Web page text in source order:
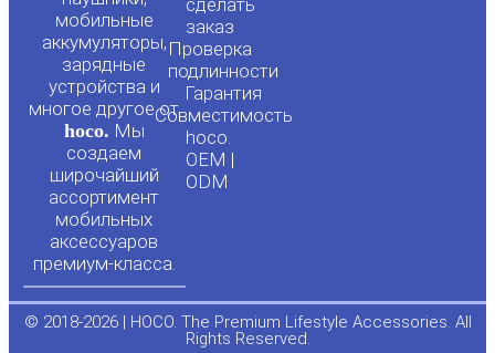
мобильные
аккумуляторы,
зарядные
устройства и
многое другое от
hoco. Мы
создаем
широчайший
ассортимент
мобильных
аксессуаров
премиум-класса.
сделать
заказ
Проверка
подлинности
Гарантия
Совместимость
hoco.
OEM |
ODM
-
© 2018-2026 | HOCO. The Premium Lifestyle Accessories. All
Rights Reserved.